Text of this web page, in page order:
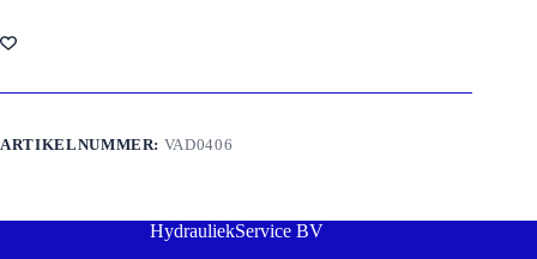
ARTIKELNUMMER: VAD0406
HydrauliekService BV